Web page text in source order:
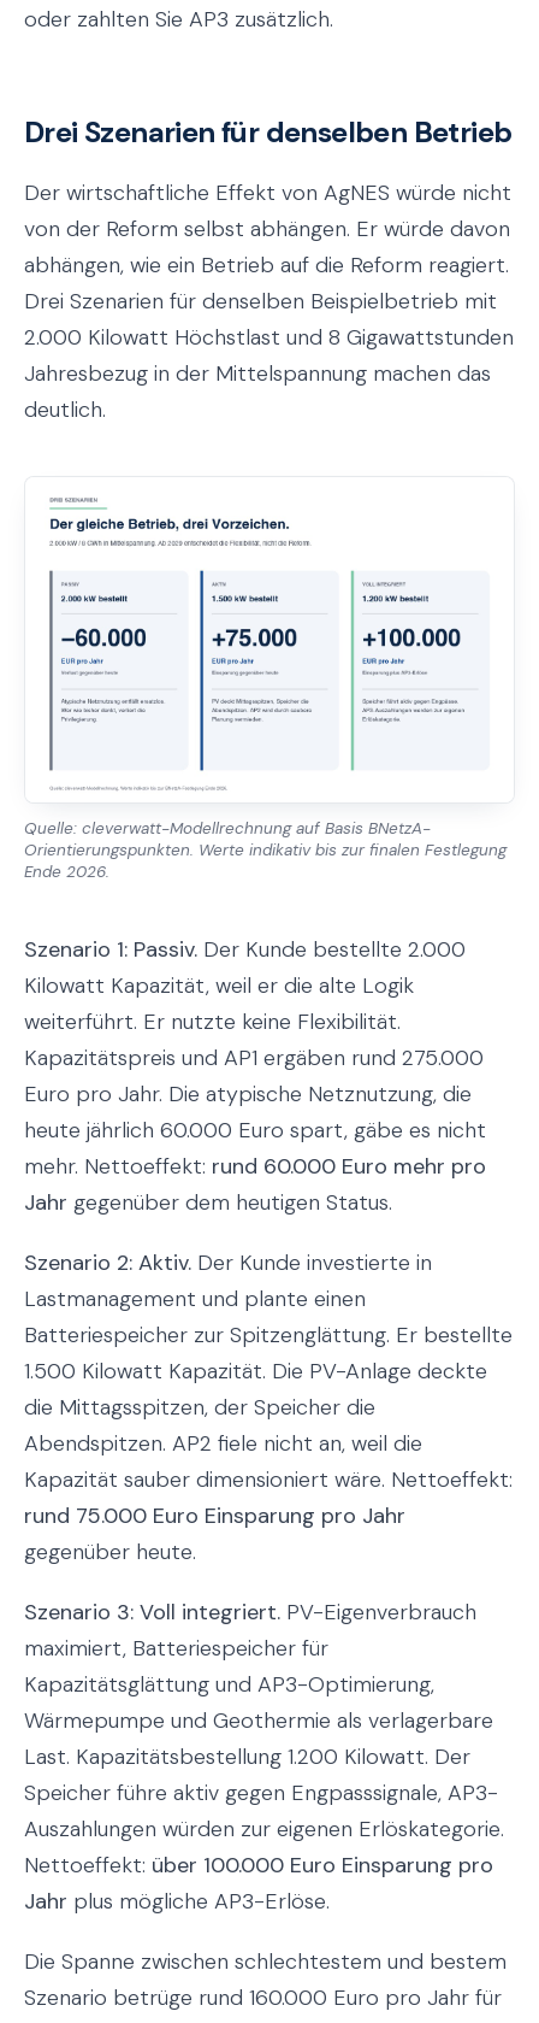
oder zahlten Sie AP3 zusätzlich.
Drei Szenarien für denselben Betrieb
Der wirtschaftliche Effekt von AgNES würde nicht
von der Reform selbst abhängen. Er würde davon
abhängen, wie ein Betrieb auf die Reform reagiert.
Drei Szenarien für denselben Beispielbetrieb mit
2.000 Kilowatt Höchstlast und 8 Gigawattstunden
Jahresbezug in der Mittelspannung machen das
deutlich.
Quelle: cleverwatt-Modellrechnung auf Basis BNetzA-
Orientierungspunkten. Werte indikativ bis zur finalen Festlegung
Ende 2026.
Szenario 1: Passiv. Der Kunde bestellte 2.000
Kilowatt Kapazität, weil er die alte Logik
weiterführt. Er nutzte keine Flexibilität.
Kapazitätspreis und AP1 ergäben rund 275.000
Euro pro Jahr. Die atypische Netznutzung, die
heute jährlich 60.000 Euro spart, gäbe es nicht
mehr. Nettoeffekt: rund 60.000 Euro mehr pro
Jahr gegenüber dem heutigen Status.
Szenario 2: Aktiv. Der Kunde investierte in
Lastmanagement und plante einen
Batteriespeicher zur Spitzenglättung. Er bestellte
1.500 Kilowatt Kapazität. Die PV-Anlage deckte
die Mittagsspitzen, der Speicher die
Abendspitzen. AP2 fiele nicht an, weil die
Kapazität sauber dimensioniert wäre. Nettoeffekt:
rund 75.000 Euro Einsparung pro Jahr
gegenüber heute.
Szenario 3: Voll integriert. PV-Eigenverbrauch
maximiert, Batteriespeicher für
Kapazitätsglättung und AP3-Optimierung,
Wärmepumpe und Geothermie als verlagerbare
Last. Kapazitätsbestellung 1.200 Kilowatt. Der
Speicher führe aktiv gegen Engpasssignale, AP3-
Auszahlungen würden zur eigenen Erlöskategorie.
Nettoeffekt: über 100.000 Euro Einsparung pro
Jahr plus mögliche AP3-Erlöse.
Die Spanne zwischen schlechtestem und bestem
Szenario betrüge rund 160.000 Euro pro Jahr für